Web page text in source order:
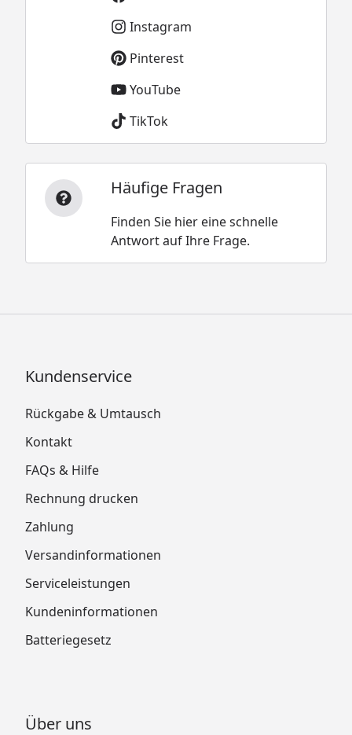
Instagram
Pinterest
YouTube
TikTok
Häufige Fragen
Finden Sie hier eine schnelle
Antwort auf Ihre Frage.
Kundenservice
Rückgabe & Umtausch
Kontakt
FAQs & Hilfe
Rechnung drucken
Zahlung
Versandinformationen
Serviceleistungen
Kundeninformationen
Batteriegesetz
Über uns